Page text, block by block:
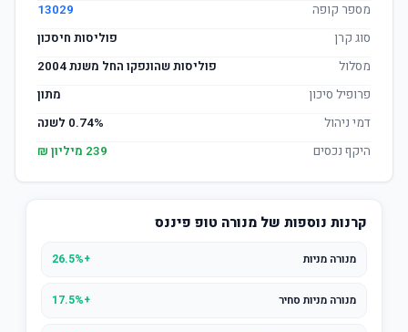
מספר קופה
13029
סוג קרן
פוליסות חיסכון
מסלול
פוליסות שהונפקו החל משנת 2004
פרופיל סיכון
מתון
דמי ניהול
0.74% לשנה
היקף נכסים
239 מיליון ₪
קרנות נוספות של מנורה טופ פיננס
מנורה מניות +26.5%
מנורה מניות סחיר +17.5%